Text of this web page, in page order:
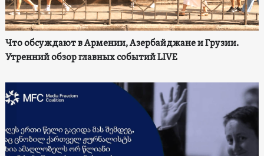
Что обсуждают в Армении, Азербайджане и Грузии.
Утренний обзор главных событий LIVE